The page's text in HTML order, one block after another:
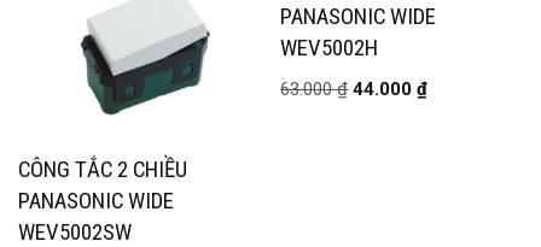
CÔNG TẮC 2 CHIỀU
PANASONIC WIDE
WEV5002SW
PANASONIC WIDE
WEV5002H
63.000₫ 44.000₫